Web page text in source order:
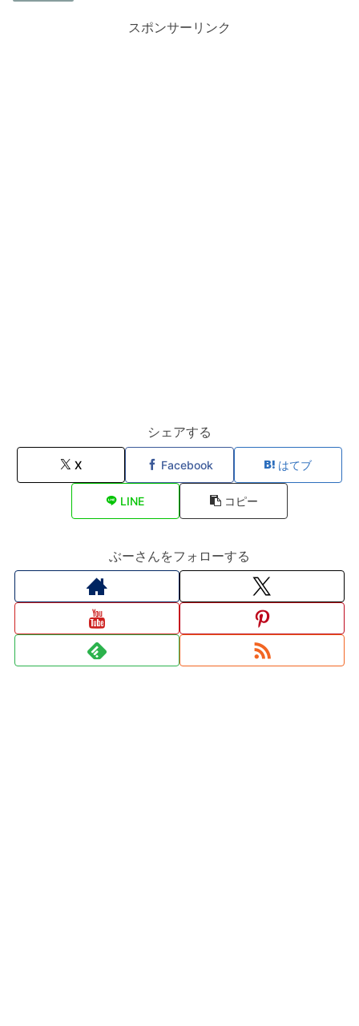
スポンサーリンク
シェアする
X Facebook はてブ
LINE コピー
ぶーさんをフォローする